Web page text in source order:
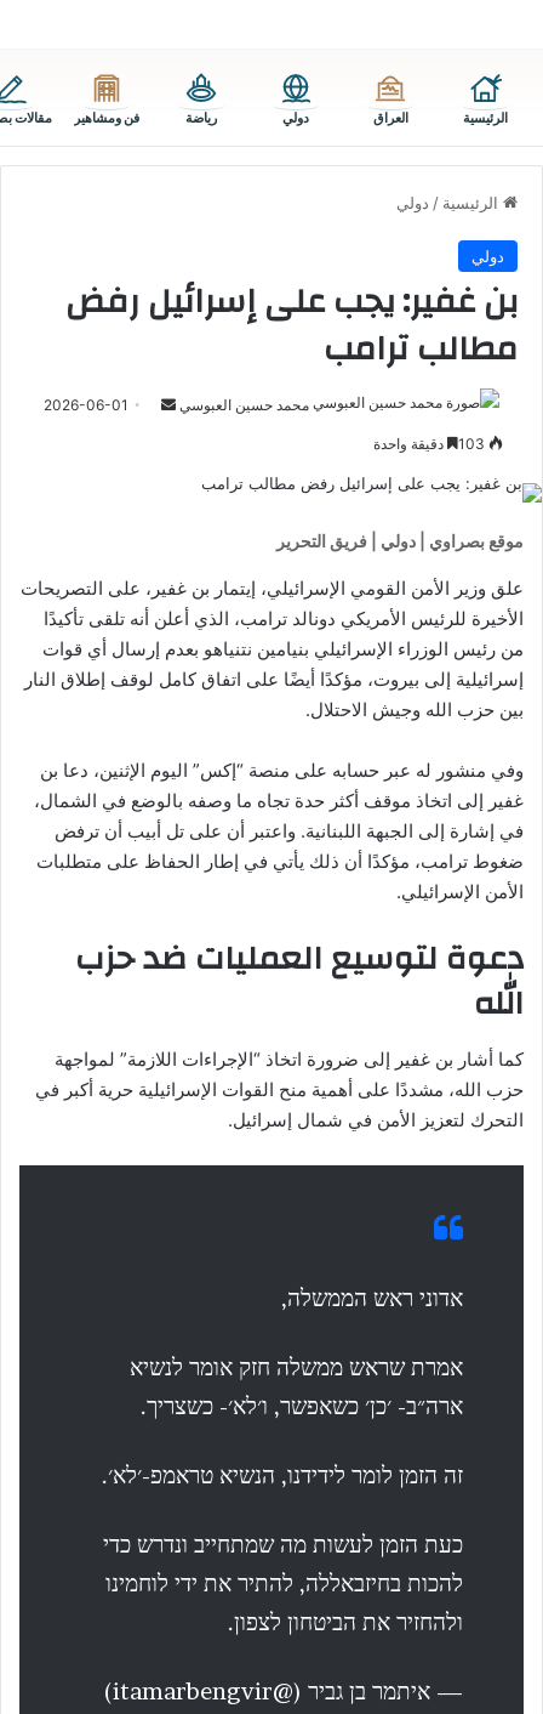
الرئيسية العراق دولي رياضة فن ومشاهير مقالات
الرئيسية / دولي
دولي
بن غفير: يجب على إسرائيل رفض
مطالب ترامب
محمد حسين العبوسي
أرسل 2026-06-01
دقيقة واحدة
موقع بصراوي | دولي | فريق التحرير
علق وزير الأمن القومي الإسرائيلي، إيتمار بن غفير، على التصريحات
الأخيرة للرئيس الأمريكي دونالد ترامب، الذي أعلن أنه تلقى تأكيدًا
من رئيس الوزراء الإسرائيلي بنيامين نتنياهو بعدم إرسال أي قوات
إسرائيلية إلى بيروت، مؤكدًا أيضًا على اتفاق كامل لوقف إطلاق النار
بين حزب الله وجيش الاحتلال.
وفي منشور له عبر حسابه على منصة “إكس” اليوم الإثنين، دعا بن
غفير إلى اتخاذ موقف أكثر حدة تجاه ما وصفه بالوضع في الشمال،
في إشارة إلى الجبهة اللبنانية. واعتبر أن على تل أبيب أن ترفض
ضغوط ترامب، مؤكدًا أن ذلك يأتي في إطار الحفاظ على متطلبات
الأمن الإسرائيلي.
دعوة لتوسيع العمليات ضد حزب
الله
كما أشار بن غفير إلى ضرورة اتخاذ “الإجراءات اللازمة” لمواجهة
حزب الله، مشددًا على أهمية منح القوات الإسرائيلية حرية أكبر في
التحرك لتعزيز الأمن في شمال إسرائيل.
אדוני ראש הממשלה,
אמרת שראש ממשלה חזק אומר לנשיא
ארה״ב- ׳כן׳ כשאפשר, ו׳לא׳- כשצריך.
זה הזמן לומר לידידנו, הנשיא טראמפ-׳לא׳.
כעת הזמן לעשות מה שמתחייב ונדרש כדי
להכות בחיזבאללה, להתיר את ידי לוחמינו
ולהחזיר את הביטחון לצפון.
— איתמר בן גביר (@itamarbengvir)